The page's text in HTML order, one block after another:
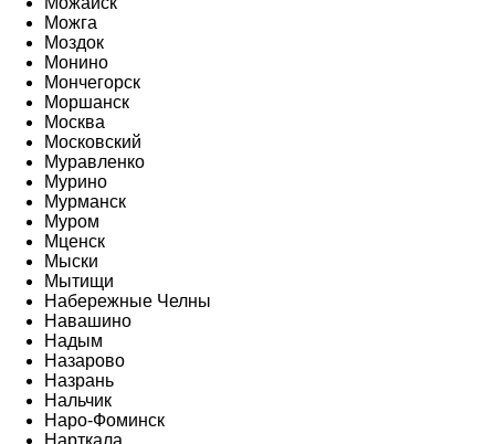
Можга
Моздок
Монино
Мончегорск
Моршанск
Москва
Московский
Муравленко
Мурино
Мурманск
Муром
Мценск
Мыски
Мытищи
Набережные Челны
Навашино
Надым
Назарово
Назрань
Нальчик
Наро-Фоминск
Нарткала